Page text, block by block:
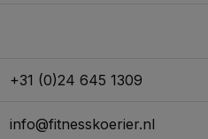
+31 (0)24 645 1309
info@fitnesskoerier.nl